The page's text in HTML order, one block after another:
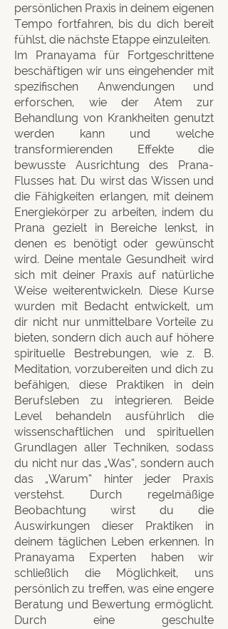
persönlichen Praxis in deinem eigenen
Tempo fortfahren, bis du dich bereit
fühlst, die nächste Etappe einzuleiten.
Im Pranayama für Fortgeschrittene
beschäftigen wir uns eingehender mit
spezifischen Anwendungen und
erforschen, wie der Atem zur
Behandlung von Krankheiten genutzt
werden kann und welche
transformierenden Effekte die
bewusste Ausrichtung des Prana-
Flusses hat. Du wirst das Wissen und
die Fähigkeiten erlangen, mit deinem
Energiekörper zu arbeiten, indem du
Prana gezielt in Bereiche lenkst, in
denen es benötigt oder gewünscht
wird. Deine mentale Gesundheit wird
sich mit deiner Praxis auf natürliche
Weise weiterentwickeln. Diese Kurse
wurden mit Bedacht entwickelt, um
dir nicht nur unmittelbare Vorteile zu
bieten, sondern dich auch auf höhere
spirituelle Bestrebungen, wie z. B.
Meditation, vorzubereiten und dich zu
befähigen, diese Praktiken in dein
Berufsleben zu integrieren. Beide
Level behandeln ausführlich die
wissenschaftlichen und spirituellen
Grundlagen aller Techniken, sodass
du nicht nur das „Was“, sondern auch
das „Warum“ hinter jeder Praxis
verstehst. Durch regelmäßige
Beobachtung wirst du die
Auswirkungen dieser Praktiken in
deinem täglichen Leben erkennen. In
Pranayama Experten haben wir
schließlich die Möglichkeit, uns
persönlich zu treffen, was eine engere
Beratung und Bewertung ermöglicht.
Durch eine geschulte